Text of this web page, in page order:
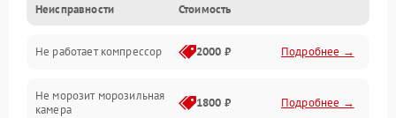
Механика
Электропитание
Дренаж
Неисправности Стоимость
Не работает компрессор 2000 ₽ Подробнее →
Не морозит морозильная
камера
1800 ₽ Подробнее →